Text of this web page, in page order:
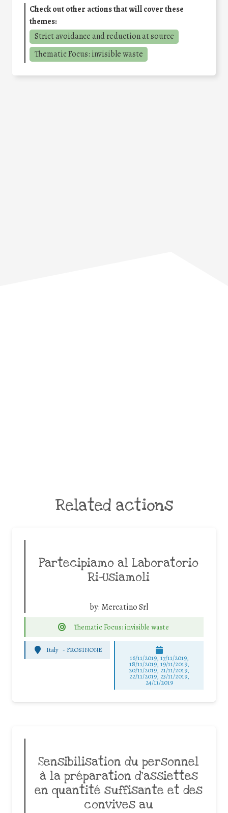
Check out other actions that will cover these
themes:
Strict avoidance and reduction at source
Thematic Focus: invisible waste
Related actions
Partecipiamo al Laboratorio
Ri-Usiamoli
by: Mercatino Srl
Thematic Focus: invisible waste
Italy - FROSINONE
16/11/2019, 17/11/2019,
18/11/2019, 19/11/2019,
20/11/2019, 21/11/2019,
22/11/2019, 23/11/2019,
24/11/2019
Sensibilisation du personnel
à la préparation d’assiettes
en quantité suffisante et des
convives au